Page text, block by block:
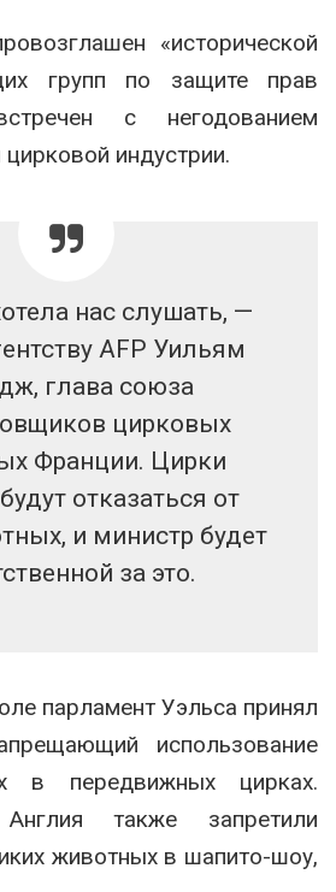
«исторической
групп по защите прав
с негодованием
индустрии.
нас слушать, —
AFP Уильям
глава союза
цирковых
Франции. Цирки
отказаться от
и министр будет
за это.
парламент Уэльса принял
использование
в передвижных цирках.
также запретили
животных в шапито-шоу,